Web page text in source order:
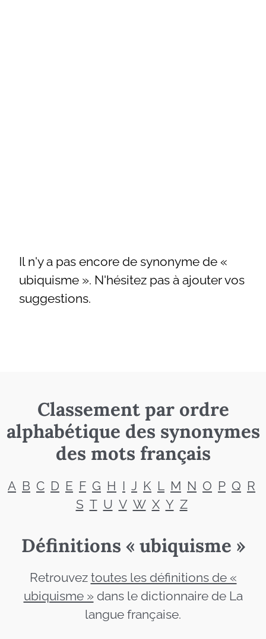
Il n'y a pas encore de synonyme de «
ubiquisme ». N'hésitez pas à ajouter vos
suggestions.
Classement par ordre
alphabétique des synonymes
des mots français
A B C D E F G H I J K L M N O P Q R
S T U V W X Y Z
Définitions « ubiquisme »
Retrouvez toutes les définitions de «
ubiquisme »dans le dictionnaire de La
langue française.